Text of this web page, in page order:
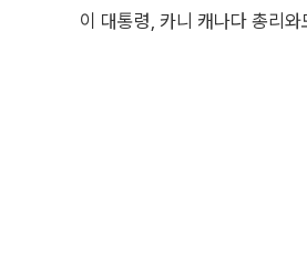
이 대통령, 카니 캐나다 총리